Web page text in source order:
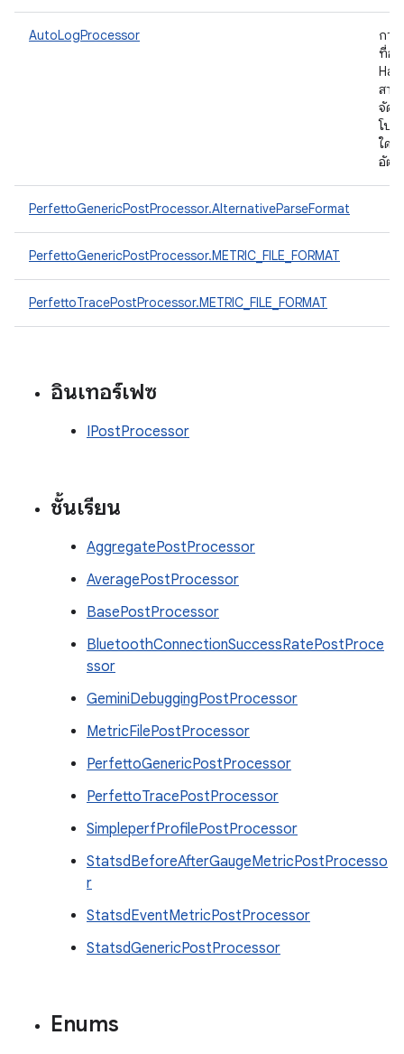
AutoLogProcessor
การ
ที่อธิ
สาม
จัดก
โปร
ใดไ
อัต
PerfettoGenericPostProcessor.AlternativeParseFormat
PerfettoGenericPostProcessor.METRIC_FILE_FORMAT
PerfettoTracePostProcessor.METRIC_FILE_FORMAT
อินเทอร์เฟซ
IPostProcessor
ชั้นเรียน
AggregatePostProcessor
AveragePostProcessor
BasePostProcessor
BluetoothConnectionSuccessRatePostProce
ssor
GeminiDebuggingPostProcessor
MetricFilePostProcessor
PerfettoGenericPostProcessor
PerfettoTracePostProcessor
SimpleperfProfilePostProcessor
StatsdBeforeAfterGaugeMetricPostProcesso
r
StatsdEventMetricPostProcessor
StatsdGenericPostProcessor
Enums